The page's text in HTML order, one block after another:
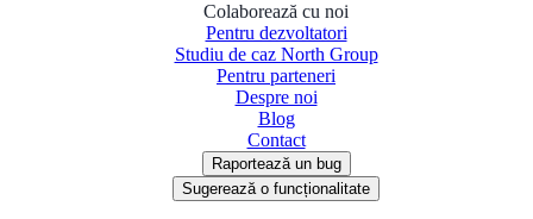
Colaborează cu noi
Pentru dezvoltatori
Studiu de caz North Group
Pentru parteneri
Despre noi
Blog
Contact
Raportează un bug
Sugerează o funcționalitate